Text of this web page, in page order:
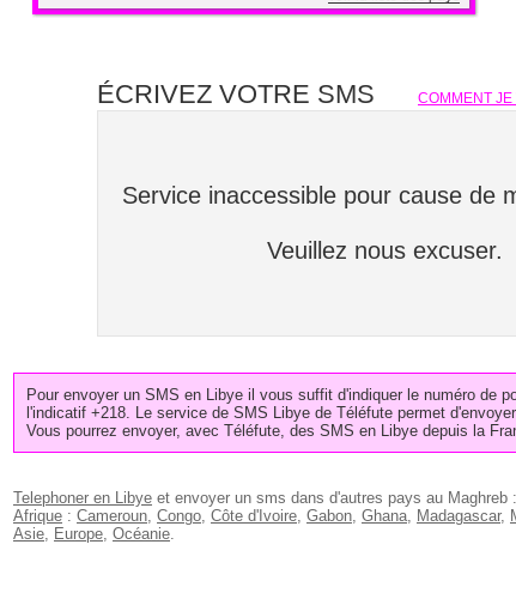
ÉCRIVEZ VOTRE SMS COMMENT JE
Service inaccessible pour cause de
Veuillez nous excuser.
Pour envoyer un SMS en Libye il vous suffit d'indiquer le numéro de
l'indicatif +218. Le service de SMS Libye de Téléfute permet
Vous pourrez envoyer, avec Téléfute, des SMS en Libye depuis la
Telephoner en Libye et envoyer un sms dans d'autres pays au Maghreb :
Afrique : Cameroun, Congo, Côte d'Ivoire, Gabon, Ghana, Madagascar,
Asie, Europe, Océanie.